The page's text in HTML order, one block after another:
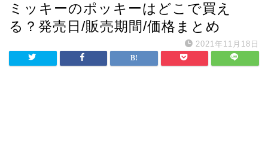
入
ミッキーのポッキーはどこで買え
る？発売日/販売期間/価格まとめ
2021年11月18日